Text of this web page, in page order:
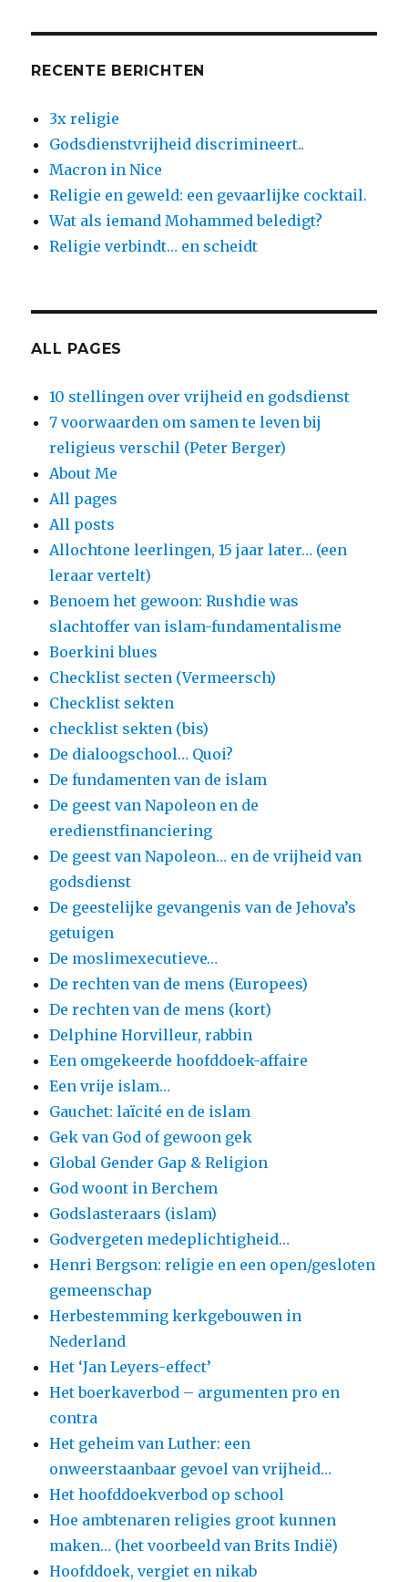
RECENTE BERICHTEN
3x religie
Godsdienstvrijheid discrimineert..
Macron in Nice
Religie en geweld: een gevaarlijke cocktail.
Wat als iemand Mohammed beledigt?
Religie verbindt… en scheidt
ALL PAGES
10 stellingen over vrijheid en godsdienst
7 voorwaarden om samen te leven bij
religieus verschil (Peter Berger)
About Me
All pages
All posts
Allochtone leerlingen, 15 jaar later… (een
leraar vertelt)
Benoem het gewoon: Rushdie was
slachtoffer van islam-fundamentalisme
Boerkini blues
Checklist secten (Vermeersch)
Checklist sekten
checklist sekten (bis)
De dialoogschool… Quoi?
De fundamenten van de islam
De geest van Napoleon en de
eredienstfinanciering
De geest van Napoleon… en de vrijheid van
godsdienst
De geestelijke gevangenis van de Jehova’s
getuigen
De moslimexecutieve…
De rechten van de mens (Europees)
De rechten van de mens (kort)
Delphine Horvilleur, rabbin
Een omgekeerde hoofddoek-affaire
Een vrije islam…
Gauchet: laïcité en de islam
Gek van God of gewoon gek
Global Gender Gap & Religion
God woont in Berchem
Godslasteraars (islam)
Godvergeten medeplichtigheid…
Henri Bergson: religie en een open/gesloten
gemeenschap
Herbestemming kerkgebouwen in
Nederland
Het ‘Jan Leyers-effect’
Het boerkaverbod – argumenten pro en
contra
Het geheim van Luther: een
onweerstaanbaar gevoel van vrijheid…
Het hoofddoekverbod op school
Hoe ambtenaren religies groot kunnen
maken… (het voorbeeld van Brits Indië)
Hoofddoek, vergiet en nikab